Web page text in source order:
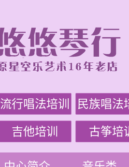
流行唱法培训 民族唱法
吉他培训 古筝培